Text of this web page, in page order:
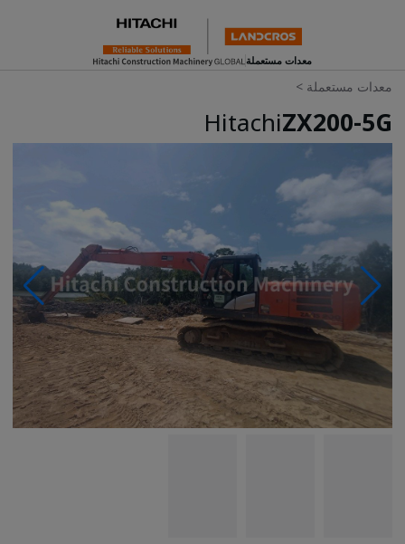
معدات مستعملة
معدات مستعملة >
ZX200-5G
Hitachi